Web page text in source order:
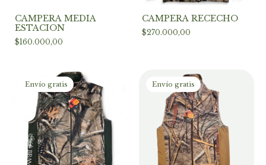
CAMPERA MEDIA
ESTACION
$160.000,00
CAMPERA RECECHO
$270.000,00
Envío gratis Envío gratis